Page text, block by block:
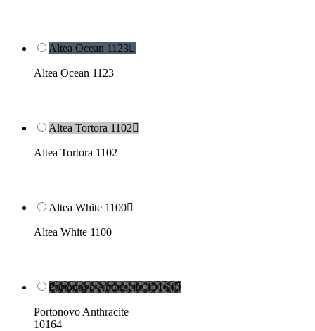
Altea Ocean 1123
Altea Ocean 1123
Altea Tortora 1102
Altea Tortora 1102
Altea White 1100
Altea White 1100
Portonovo Anthracite 10164
Portonovo Anthracite
10164